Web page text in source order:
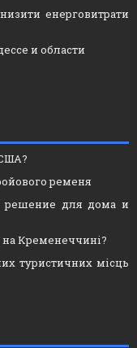
енерговитрати
и области
ременя
решение для дома и
Кременеччині?
туристичних місць